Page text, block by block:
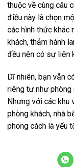
thuộc về cùng câu
điều này là chọn
các hình thức khác
khách, thảm hành
đều nên có sự liên
Dĩ nhiên, bạn vẫn
riêng tư như phòng
Nhưng với các khu
phòng khách, nhà
phong cách là yếu